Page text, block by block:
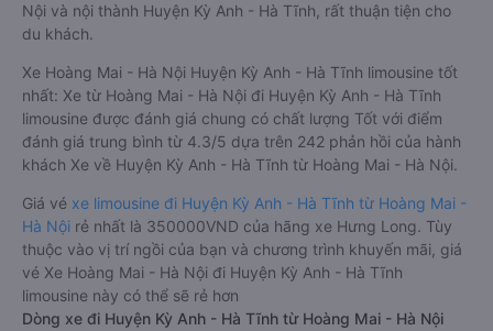
Nội và nội thành Huyện Kỳ Anh - Hà Tĩnh, rất thuận tiện cho
du khách.
Xe Hoàng Mai - Hà Nội Huyện Kỳ Anh - Hà Tĩnh limousine tốt
nhất: Xe từ Hoàng Mai - Hà Nội đi Huyện Kỳ Anh - Hà Tĩnh
limousine được đánh giá chung có chất lượng Tốt với điểm
đánh giá trung bình từ 4.3/5 dựa trên 242 phản hồi của hành
khách Xe về Huyện Kỳ Anh - Hà Tĩnh từ Hoàng Mai - Hà Nội.
Giá vé xe limousine đi Huyện Kỳ Anh - Hà Tĩnh từ Hoàng Mai -
Hà Nội rẻ nhất là 350000VND của hãng xe Hưng Long. Tùy
thuộc vào vị trí ngồi của bạn và chương trình khuyến mãi, giá
vé Xe Hoàng Mai - Hà Nội đi Huyện Kỳ Anh - Hà Tĩnh
limousine này có thể sẽ rẻ hơn
Dòng xe đi Huyện Kỳ Anh - Hà Tĩnh từ Hoàng Mai - Hà Nội